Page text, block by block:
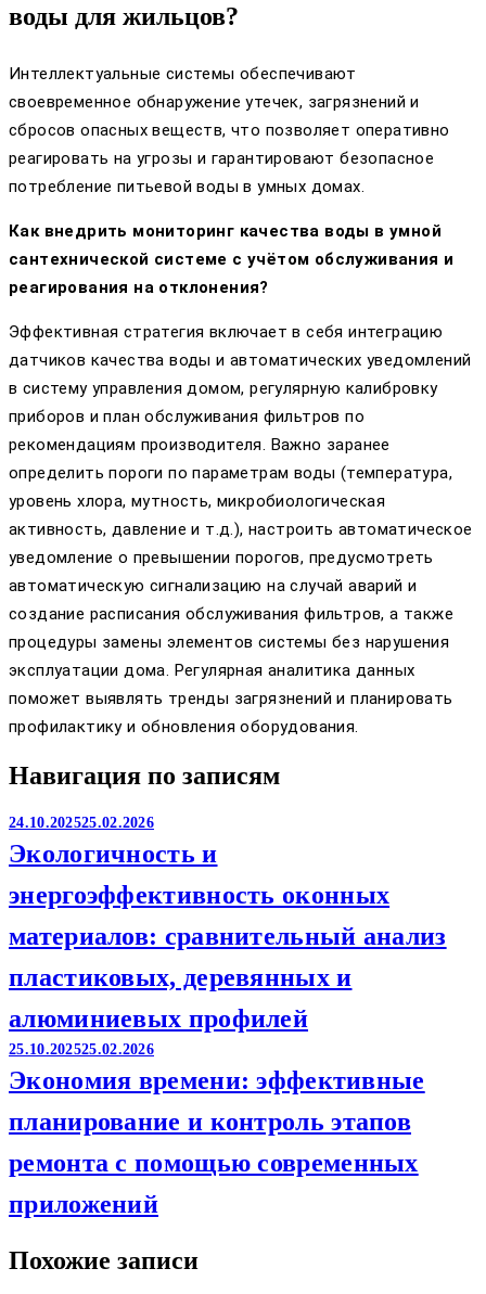
воды для жильцов?
Интеллектуальные системы обеспечивают
своевременное обнаружение утечек, загрязнений и
сбросов опасных веществ, что позволяет оперативно
реагировать на угрозы и гарантировают безопасное
потребление питьевой воды в умных домах.
Как внедрить мониторинг качества воды в умной
сантехнической системе с учётом обслуживания и
реагирования на отклонения?
Эффективная стратегия включает в себя интеграцию
датчиков качества воды и автоматических уведомлений
в систему управления домом, регулярную калибровку
приборов и план обслуживания фильтров по
рекомендациям производителя. Важно заранее
определить пороги по параметрам воды (температура,
уровень хлора, мутность, микробиологическая
активность, давление и т.д.), настроить автоматическое
уведомление о превышении порогов, предусмотреть
автоматическую сигнализацию на случай аварий и
создание расписания обслуживания фильтров, а также
процедуры замены элементов системы без нарушения
эксплуатации дома. Регулярная аналитика данных
поможет выявлять тренды загрязнений и планировать
профилактику и обновления оборудования.
Навигация по записям
24.10.202525.02.2026
Экологичность и
энергоэффективность оконных
материалов: сравнительный анализ
пластиковых, деревянных и
алюминиевых профилей
25.10.202525.02.2026
Экономия времени: эффективные
планирование и контроль этапов
ремонта с помощью современных
приложений
Похожие записи